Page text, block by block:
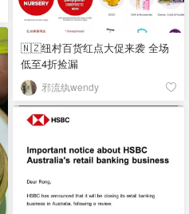
🇳🇿纽村百货红点大促来袭 全场
低至4折捡漏
邪流纨wendy